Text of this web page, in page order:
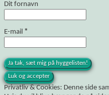
Dit fornavn
E-mail *
Privatliv & Cookies: Denne side